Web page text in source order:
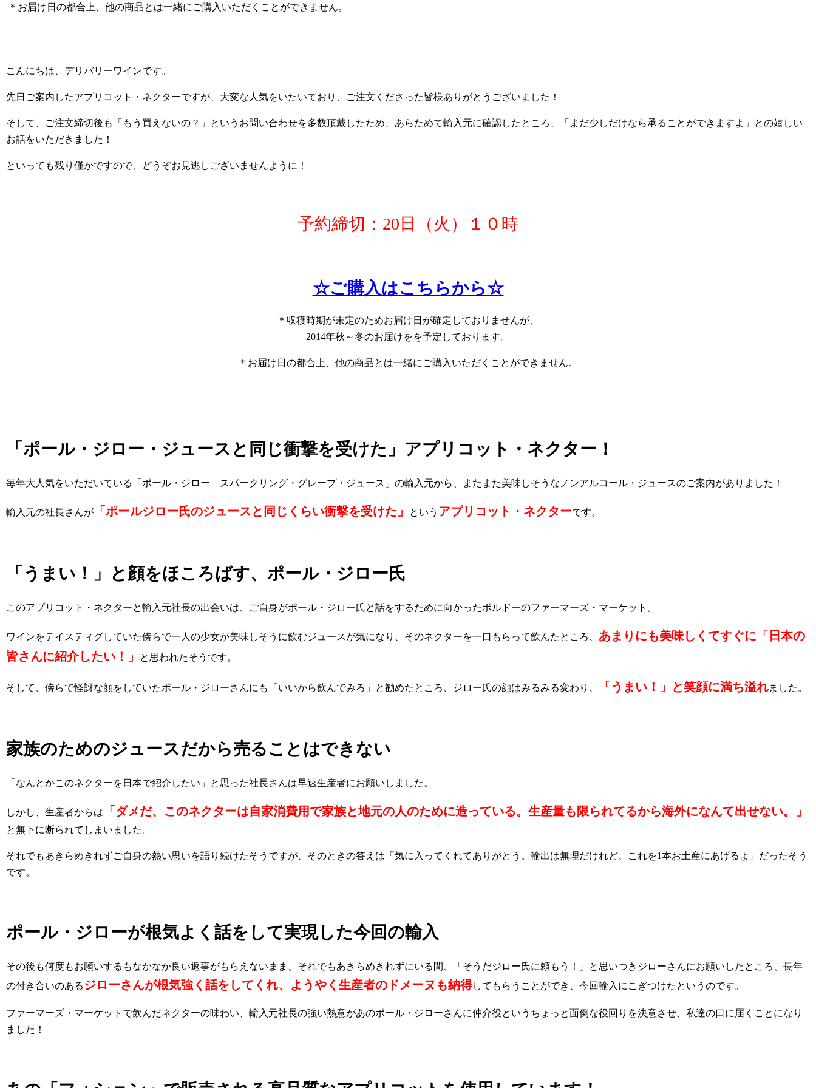
＊お届け日の都合上、他の商品とは一緒にご購入いただくことができません。
こんにちは、デリバリーワインです。
先日ご案内したアプリコット・ネクターですが、大変な人気をいたいており、ご注文くださった皆様ありがとうございました！
そして、ご注文締切後も「もう買えないの？」というお問い合わせを多数頂戴したため、あらためて輸入元に確認したところ、「まだ少しだけなら承ることができますよ」との嬉しい
お話をいただきました！
といっても残り僅かですので、どうぞお見逃しございませんように！
予約締切：20日（火）１０時
☆ご購入はこちらから☆
＊収穫時期が未定のためお届け日が確定しておりませんが、
2014年秋～冬のお届けをを予定しております。
＊お届け日の都合上、他の商品とは一緒にご購入いただくことができません。
「ポール・ジロー・ジュースと同じ衝撃を受けた」アプリコット・ネクター！
毎年大人気をいただいている「ポール・ジロー スパークリング・グレープ・ジュース」の輸入元から、またまた美味しそうなノンアルコール・ジュースのご案内がありました！
輸入元の社長さんが 「ポールジロー氏のジュースと同じくらい衝撃を受けた」 という アプリコット・ネクターです。
「うまい！」と顔をほころばす、ポール・ジロー氏
このアプリコット・ネクターと輸入元社長の出会いは、ご自身がポール・ジロー氏と話をするために向かったボルドーのファーマーズ・マーケット。
ワインをテイスティグしていた傍らで一人の少女が美味しそうに飲むジュースが気になり、そのネクターを一口もらって飲んたところ、 あまりにも美味しくてすぐに「日本の
皆さんに紹介したい！」
と思われたそうです。
そして、傍らで怪訝な顔をしていたポール・ジローさんにも「いいから飲んでみろ」と勧めたところ、ジロー氏の顔はみるみる変わり、 「うまい！」と笑顔に満ち溢れました。
家族のためのジュースだから売ることはできない
「なんとかこのネクターを日本で紹介したい」と思った社長さんは早速生産者にお願いしました。
しかし、生産者からは 「ダメだ、このネクターは自家消費用で家族と地元の人のために造っている。生産量も限られてるから海外になんて出せない。」
と無下に断られてしまいました。
それでもあきらめきれずご自身の熱い思いを語り続けたそうですが、そのときの答えは 「気に入ってくれてありがとう。輸出は無理だけれど、これを1本お土産にあげるよ」 だったそう
です。
ポール・ジローが根気よく話をして実現した今回の輸入
その後も何度もお願いするもなかなか良い返事がもらえないまま、それでもあきらめきれずにいる間、「そうだジロー氏に頼もう！」と思いつきジローさんにお願いしたところ、長年
の付き合いのある ジローさんが根気強く話をしてくれ、ようやく生産者のドメーヌも納得してもらうことができ、今回輸入にこぎつけたというのです。
ファーマーズ・マーケットで飲んだネクターの味わい、輸入元社長の強い熱意があのポール・ジローさんに仲介役というちょっと面倒な役回りを決意させ、私達の口に届くことになり
ました！